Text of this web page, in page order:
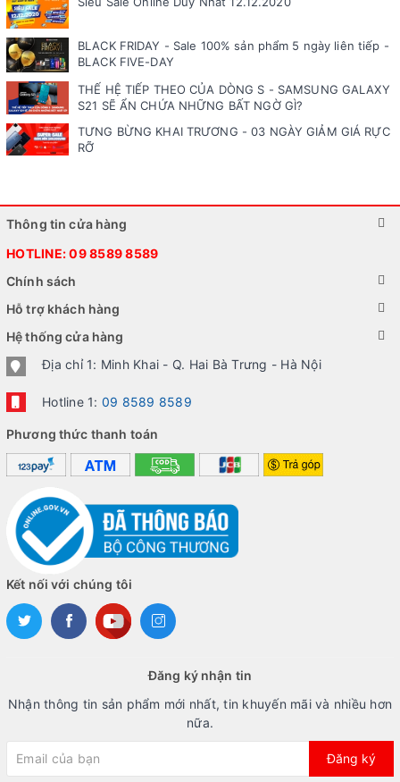
BLACK FRIDAY - Sale 100% sản phẩm 5 ngày liên tiếp -
BLACK FIVE-DAY
THẾ HỆ TIẾP THEO CỦA DÒNG S - SAMSUNG GALAXY
S21 SẼ ẨN CHỨA NHỮNG BẤT NGỜ GÌ?
TƯNG BỪNG KHAI TRƯƠNG - 03 NGÀY GIẢM GIÁ RỰC
RỠ
Thông tin cửa hàng
HOTLINE:09 8589 8589
Chính sách
Hỗ trợ khách hàng
Hệ thống cửa hàng
Địa chỉ 1: Minh Khai - Q. Hai Bà Trưng - Hà Nội
Hotline 1: 09 8589 8589
Phương thức thanh toán
Kết nối với chúng tôi
Đăng ký nhận tin
Nhận thông tin sản phẩm mới nhất, tin khuyến mãi và nhiều hơn
nữa.
Đăng ký